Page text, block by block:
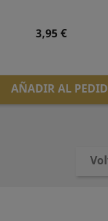
Precio
3,95 €
AÑADIR AL